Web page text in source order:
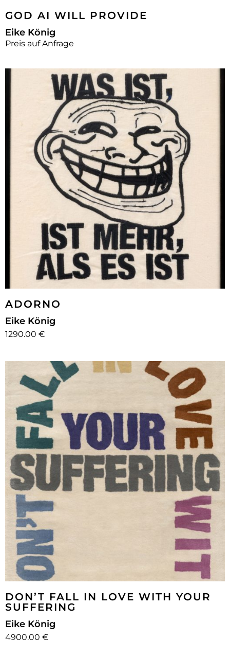
GOD AI WILL PROVIDE
Eike König
Preis auf Anfrage
ADORNO
Eike König
1290.00 €
DON’T FALL IN LOVE WITH YOUR
SUFFERING
Eike König
4900.00 €